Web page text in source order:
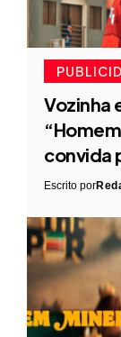
Vozinha
convida
Escrito por